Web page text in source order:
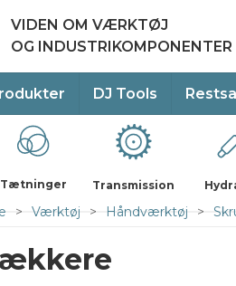
VIDEN OM VÆRKTØJ
OG INDUSTRIKOMPONENTER
DJ Tools
Tætninger Transmission
Værktøj Håndværktøj